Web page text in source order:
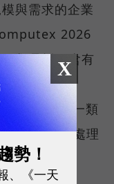
與需求的企業
2026
類是採用含有
，以一百多
用程式；另一類
顯示卡，處理
X
勢！
、《一天